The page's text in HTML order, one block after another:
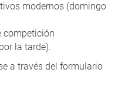
modernos (domingo
competición
la tarde).
a través del formulario